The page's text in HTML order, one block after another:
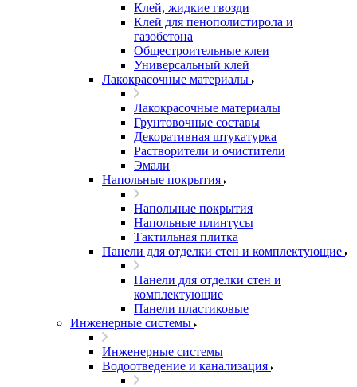
Клей, жидкие гвозди
Клей для пенополистирола и
газобетона
Общестроительные клеи
Универсальный клей
Лакокрасочные материалы
Лакокрасочные материалы
Грунтовочные составы
Декоративная штукатурка
Растворители и очистители
Эмали
Напольные покрытия
Напольные покрытия
Напольные плинтусы
Тактильная плитка
Панели для отделки стен и комплектующие
Панели для отделки стен и
комплектующие
Панели пластиковые
Инженерные системы
Инженерные системы
Водоотведение и канализация